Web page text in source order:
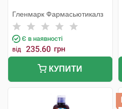
Гленмарк Фармасьютикалз
Є в наявності
від 235.60 грн
КУПИТИ